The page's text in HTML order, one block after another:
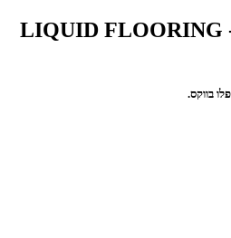
וקס נוזלי לרצפת עץ- LIQUID FLOORING
בווקס.